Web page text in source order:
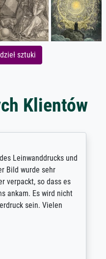
sztuki
Klientów
und
wurde sehr
so dass es
Es wird nicht
sein. Vielen